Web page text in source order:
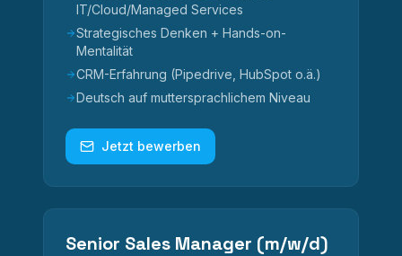
IT/Cloud/Managed Services
Strategisches Denken + Hands-on-
Mentalität
CRM-Erfahrung (Pipedrive, HubSpot o.ä.)
Deutsch auf muttersprachlichem Niveau
Jetzt bewerben
Senior Sales Manager (m/w/d)